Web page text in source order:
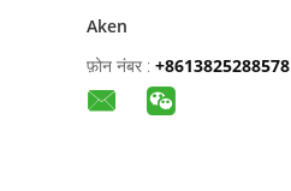
Aken
फ़ोन नंबर : +8613825288578